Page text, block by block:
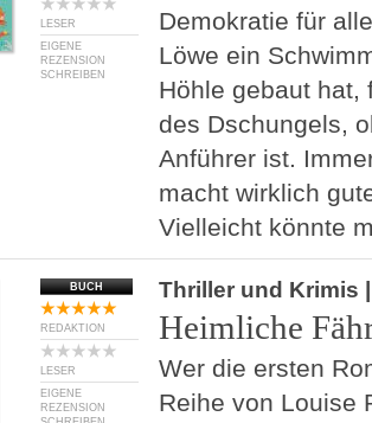
LESER
EIGENE
REZENSION
SCHREIBEN
Demokratie für
Löwe ein
Höhle gebaut hat,
des Dschungels,
Anführer ist.
macht wirklich
Vielleicht könnte
BUCH
REDAKTION
LESER
EIGENE
REZENSION
Thriller und Krimis
Heimliche
Wer die ersten
Reihe von Louise